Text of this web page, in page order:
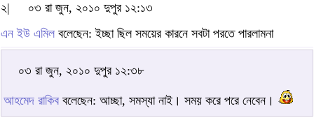
২|
০৩ রা জুন, ২০১০ দুপুর ১২:১৩
এন ইউ এমিল বলেছেন: ইচ্ছা ছিল সময়ের কারনে সবটা পরতে পারলামনা
০৩ রা জুন, ২০১০ দুপুর ১২:৩৮
আহমেদ রাকিব বলেছেন: আচ্ছা, সমস্যা নাই। সময় করে পরে নেবেন।